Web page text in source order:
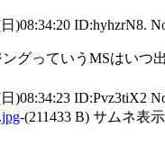
日)08:34:20 ID:hyhzrN8.
グっていうMSはいつ
日)08:34:23 ID:Pvz3tiX2
-(211433 B) サムネ表